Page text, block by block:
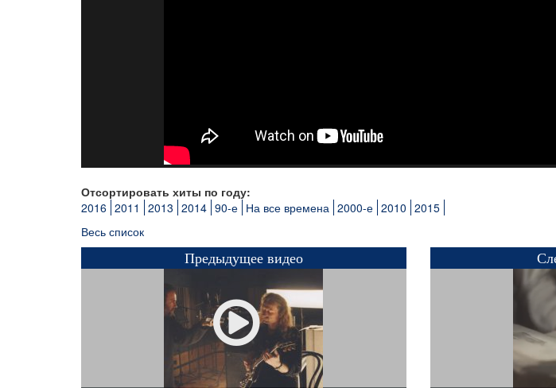
Отсортировать хиты по году:
2016 2011 2013 2014 90-е На все времена 2000-е 2010 2015
Весь список
Предыдущее видео